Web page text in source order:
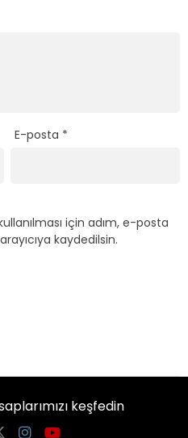
E-posta *
için adım, e-posta
kaydedilsin.
keşfedin